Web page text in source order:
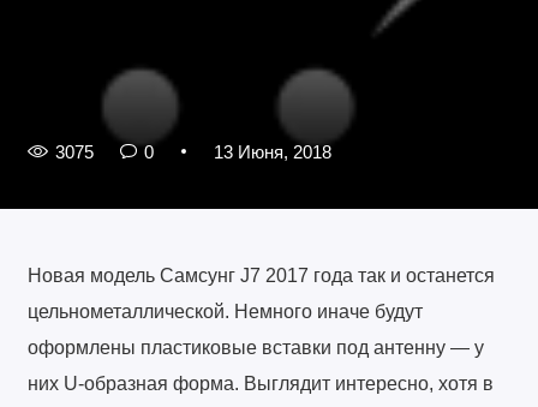
3075 0 13 Июня, 2018
Новая модель Самсунг J7 2017 года так и останется
цельнометаллической. Немного иначе будут
оформлены пластиковые вставки под антенну — у
них U-образная форма. Выглядит интересно, хотя в